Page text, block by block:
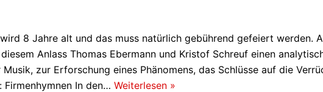
8 Jahre alt und das muss natürlich gebührend gefeiert werden.
Anlass Thomas Ebermann und Kristof Schreuf einen
zur Erforschung eines Phänomens, das Schlüsse auf die
In den… Weiterlesen »